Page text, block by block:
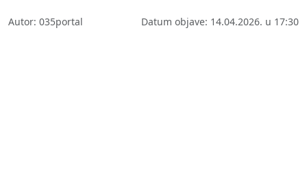
Autor: 035portal Datum objave: 14.04.2026. u 17:30